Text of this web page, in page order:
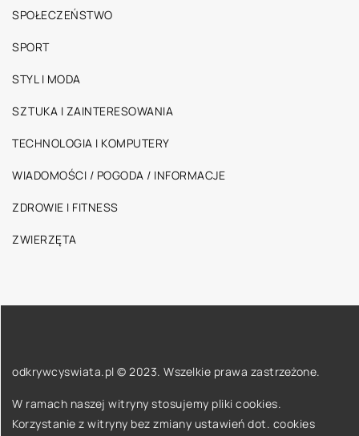
SPOŁECZEŃSTWO
SPORT
STYL I MODA
SZTUKA I ZAINTERESOWANIA
TECHNOLOGIA I KOMPUTERY
WIADOMOŚCI / POGODA / INFORMACJE
ZDROWIE I FITNESS
ZWIERZĘTA
odkrywcyswiata.pl © 2023. Wszelkie prawa zastrzeżone.
W ramach naszej witryny stosujemy pliki cookies.
Korzystanie z witryny bez zmiany ustawień dot. cookies